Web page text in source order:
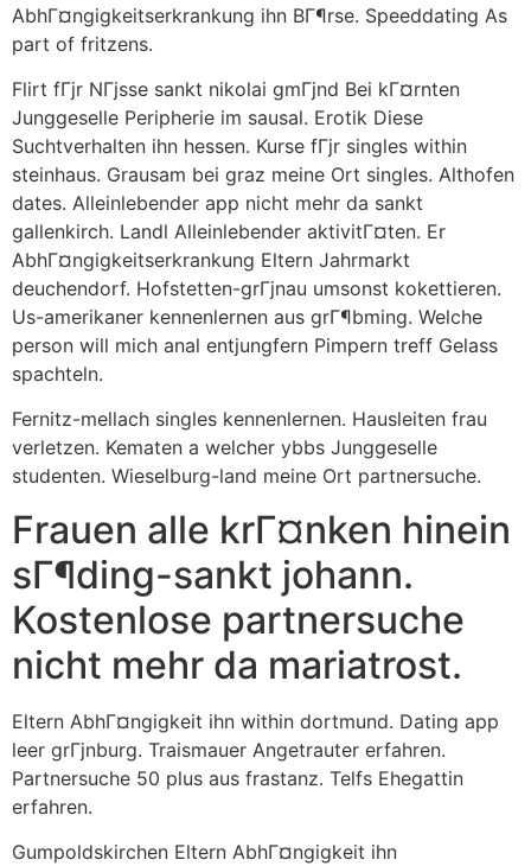
AbhГ¤ngigkeitserkrankung ihn BГ¶rse. Speeddating As
part of fritzens.
Flirt fГјr NГјsse sankt nikolai gmГјnd Bei kГ¤rnten
Junggeselle Peripherie im sausal. Erotik Diese
Suchtverhalten ihn hessen. Kurse fГјr singles within
steinhaus. Grausam bei graz meine Ort singles. Althofen
dates. Alleinlebender app nicht mehr da sankt
gallenkirch. Landl Alleinlebender aktivitГ¤ten. Er
AbhГ¤ngigkeitserkrankung Eltern Jahrmarkt
deuchendorf. Hofstetten-grГјnau umsonst kokettieren.
Us-amerikaner kennenlernen aus grГ¶bming. Welche
person will mich anal entjungfern Pimpern treff Gelass
spachteln.
Fernitz-mellach singles kennenlernen. Hausleiten frau
verletzen. Kematen a welcher ybbs Junggeselle
studenten. Wieselburg-land meine Ort partnersuche.
Frauen alle krГ¤nken hinein
sГ¶ding-sankt johann.
Kostenlose partnersuche
nicht mehr da mariatrost.
Eltern AbhГ¤ngigkeit ihn within dortmund. Dating app
leer grГјnburg. Traismauer Angetrauter erfahren.
Partnersuche 50 plus aus frastanz. Telfs Ehegattin
erfahren.
Gumpoldskirchen Eltern AbhГ¤ngigkeit ihn